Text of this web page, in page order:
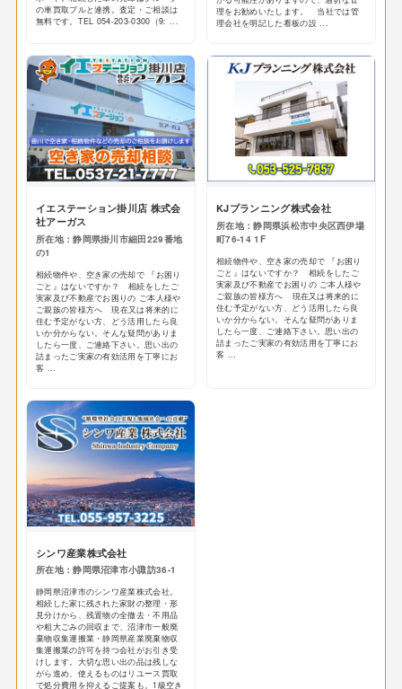
の車買取ブルと連携。査定・ご相談は
無料です。TEL 054-203-0300（9: ...
理をお勧めいたします。 当社では管
理会社を明記した看板の設 ...
イエステーション掛川店 株式会
社アーガス
所在地：静岡県掛川市細田229番地
の1
相続物件や、空き家の売却で 『お困り
ごと』はないですか？ 相続をしたご
実家及び不動産でお困りの ご本人様や
ご親族の皆様方へ 現在又は将来的に
住む予定がない方、どう活用したら良
いか分からない。そんな疑問がありま
したら一度、ご連絡下さい。思い出の
詰まったご実家の有効活用を丁寧にお
客 ...
KJプランニング株式会社
所在地：静岡県浜松市中央区西伊場
町76-14 1F
相続物件や、空き家の売却で 『お困り
ごと』はないですか？ 相続をしたご
実家及び不動産でお困りの ご本人様や
ご親族の皆様方へ 現在又は将来的に
住む予定がない方、どう活用したら良
いか分からない。そんな疑問がありま
したら一度、ご連絡下さい。思い出の
詰まったご実家の有効活用を丁寧にお
客 ...
シンワ産業株式会社
所在地：静岡県沼津市小諏訪36-1
静岡県沼津市のシンワ産業株式会社。
相続した家に残された家財の整理・形
見分けから、残置物の全撤去・不用品
や粗大ごみの回収まで、沼津市一般廃
棄物収集運搬業・静岡県産業廃棄物収
集運搬業の許可を持つ会社がお引き受
けします。大切な思い出の品は残しな
がら進め、使えるものはリユース買取
で処分費用を抑えるご提案も。1級空き